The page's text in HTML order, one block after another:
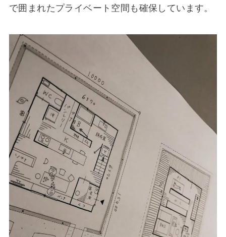
で囲まれたプライベート空間も確保しています。